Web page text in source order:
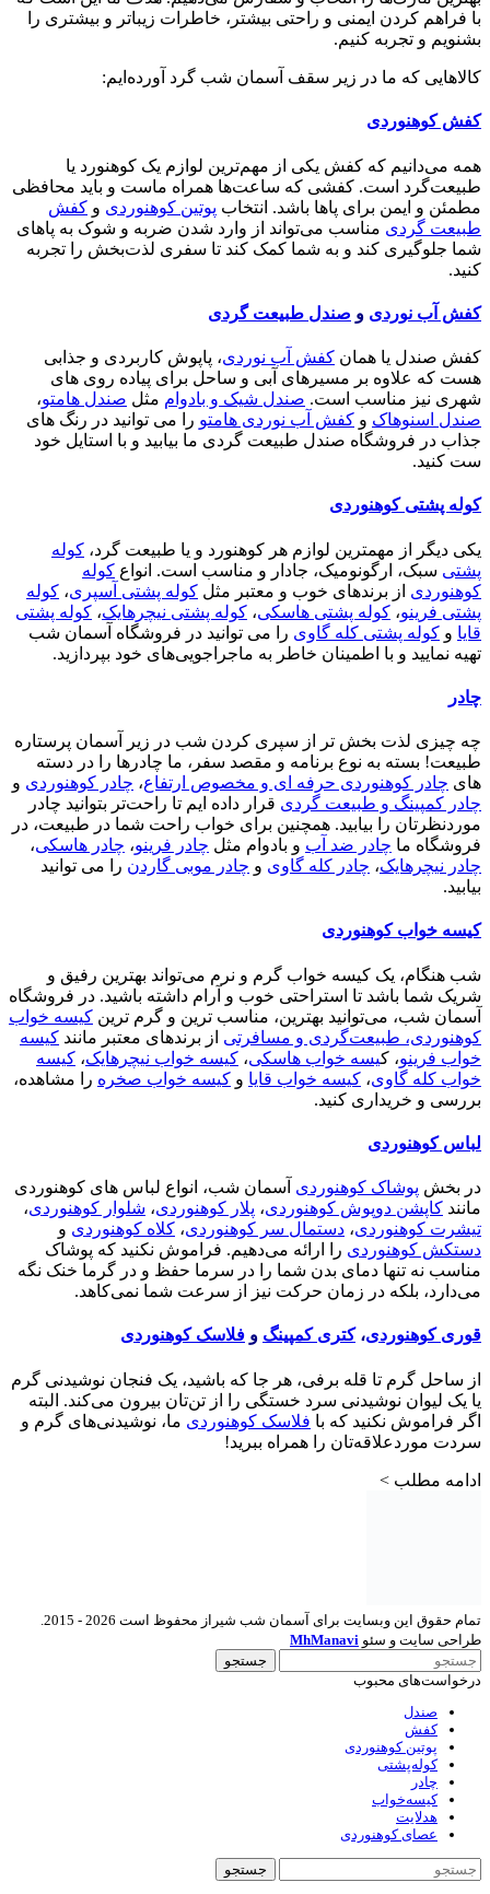
با فراهم کردن ایمنی و راحتی بیشتر، خاطرات زیباتر و بیشتری را
بشنویم و تجربه کنیم.
کالاهایی که ما در زیر سقف آسمان شب گرد آورده‌ایم:
کفش کوهنوردی
همه می‌دانیم که کفش یکی از مهم‌ترین لوازم یک کوهنورد یا
طبیعت‌گرد است. کفشی که ساعت‌ها همراه ماست و باید محافظی
مطمئن و ایمن برای پاها باشد. انتخاب پوتین کوهنوردی و کفش
طبیعت گردی مناسب می‌تواند از وارد شدن ضربه و شوک به پاهای
شما جلوگیری کند و به شما کمک کند تا سفری لذت‌بخش را تجربه
کنید.
کفش آب نوردی و صندل طبیعت گردی
کفش صندل یا همان کفش آب نوردی، پاپوش کاربردی و جذابی
هست که علاوه بر مسیرهای آبی و ساحل برای پیاده روی های
شهری نیز مناسب است. صندل شیک و بادوام مثل صندل هامتو،
صندل اسنوهاک و کفش آب نوردی هامتو را می توانید در رنگ های
جذاب در فروشگاه صندل طبیعت گردی ما بیابید و با استایل خود
ست کنید.
کوله پشتی کوهنوردی
یکی دیگر از مهمترین لوازم هر کوهنورد و یا طبیعت گرد، کوله
پشتی سبک، ارگونومیک، جادار و مناسب است. انواع کوله
کوهنوردی از برندهای خوب و معتبر مثل کوله پشتی آسپری، کوله
پشتی فرینو، کوله پشتی هاسکی، کوله پشتی نیچرهایک، کوله پشتی
قایا و کوله پشتی کله گاوی را می توانید در فروشگاه آسمان شب
تهیه نمایید و با اطمینان خاطر به ماجراجویی‌های خود بپردازید.
چادر
چه چیزی لذت بخش تر از سپری کردن شب در زیر آسمان پرستاره
طبیعت! بسته به نوع برنامه و مقصد سفر، ما چادرها را در دسته
های چادر کوهنوردی حرفه ای و مخصوص ارتفاع، چادر کوهنوردی و
چادر کمپینگ و طبیعت گردی قرار داده ایم تا راحت‌تر بتوانید چادر
موردنظرتان را بیابید. همچنین برای خواب راحت شما در طبیعت، در
فروشگاه ما چادر ضد آب و بادوام مثل چادر فرینو، چادر هاسکی،
چادر نیچرهایک، چادر کله گاوی و چادر موبی گاردن را می توانید
بیابید.
کیسه خواب کوهنوردی
شب هنگام، یک کیسه خواب گرم و نرم می‌تواند بهترین رفیق و
شریک شما باشد تا استراحتی خوب و آرام داشته باشید. در فروشگاه
آسمان شب، می‌توانید بهترین، مناسب ترین و گرم ترین کیسه خواب
کوهنوردی، طبیعت‌گردی و مسافرتی از برندهای معتبر مانند کیسه
خواب فرینو، کیسه خواب هاسکی، کیسه خواب نیچرهایک، کیسه
خواب کله گاوی، کیسه خواب قایا و کیسه خواب صخره را مشاهده،
بررسی و خریداری کنید.
لباس کوهنوردی
در بخش پوشاک کوهنوردی آسمان شب، انواع لباس های کوهنوردی
مانند کاپشن دوپوش کوهنوردی، پلار کوهنوردی، شلوار کوهنوردی،
تیشرت کوهنوردی، دستمال سر کوهنوردی، کلاه کوهنوردی و
دستکش کوهنوردی را ارائه می‌دهیم. فراموش نکنید که پوشاک
مناسب نه تنها دمای بدن شما را در سرما حفظ و در گرما خنک نگه
می‌دارد، بلکه در زمان حرکت نیز از سرعت شما نمی‌کاهد.
قوری کوهنوردی،کتری کمپینگ و فلاسک کوهنوردی
از ساحل گرم تا قله برفی، هر جا که باشید، یک فنجان نوشیدنی گرم
یا یک لیوان نوشیدنی سرد خستگی را از تن‌تان بیرون می‌کند. البته
اگر فراموش نکنید که با فلاسک کوهنوردی ما، نوشیدنی‌های گرم و
سردت موردعلاقه‌تان را همراه ببرید!
ادامه مطلب >
طراحی سایت و سئو MhManavi
جستجو
درخواست‌های محبوب
صندل
کفش
پوتین کوهنوردی
کوله‌پشتی
چادر
کیسه‌خواب
هدلایت
عصای کوهنوردی
جستجو